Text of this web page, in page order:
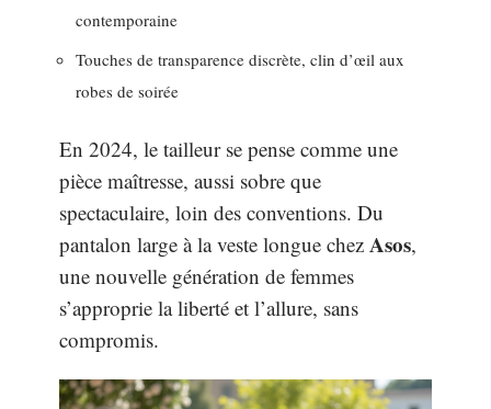
contemporaine
Touches de transparence discrète, clin d’œil aux
robes de soirée
En 2024, le tailleur se pense comme une
pièce maîtresse, aussi sobre que
spectaculaire, loin des conventions. Du
pantalon large à la veste longue chez Asos,
une nouvelle génération de femmes
s’approprie la liberté et l’allure, sans
compromis.